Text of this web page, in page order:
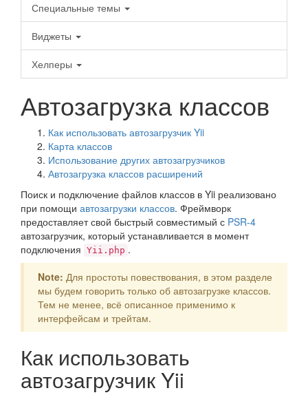
Специальные темы
Виджеты
Хелперы
Автозагрузка классов
Как использовать автозагрузчик Yii
Карта классов
Использование других автозагрузчиков
Автозагрузка классов расширений
Поиск и подключение файлов классов в Yii реализовано
при помощи автозагрузки классов. Фреймворк
предоставляет свой быстрый совместимый с PSR-4
автозагрузчик, который устанавливается в момент
подключения Yii.php .
Note: Для простоты повествования, в этом разделе
мы будем говорить только об автозагрузке классов.
Тем не менее, всё описанное применимо к
интерфейсам и трейтам.
Как использовать
автозагрузчик Yii